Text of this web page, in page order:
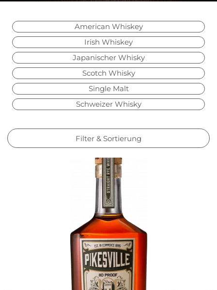
American Whiskey
Irish Whiskey
Japanischer Whisky
Scotch Whisky
Single Malt
Schweizer Whisky
Filter & Sortierung